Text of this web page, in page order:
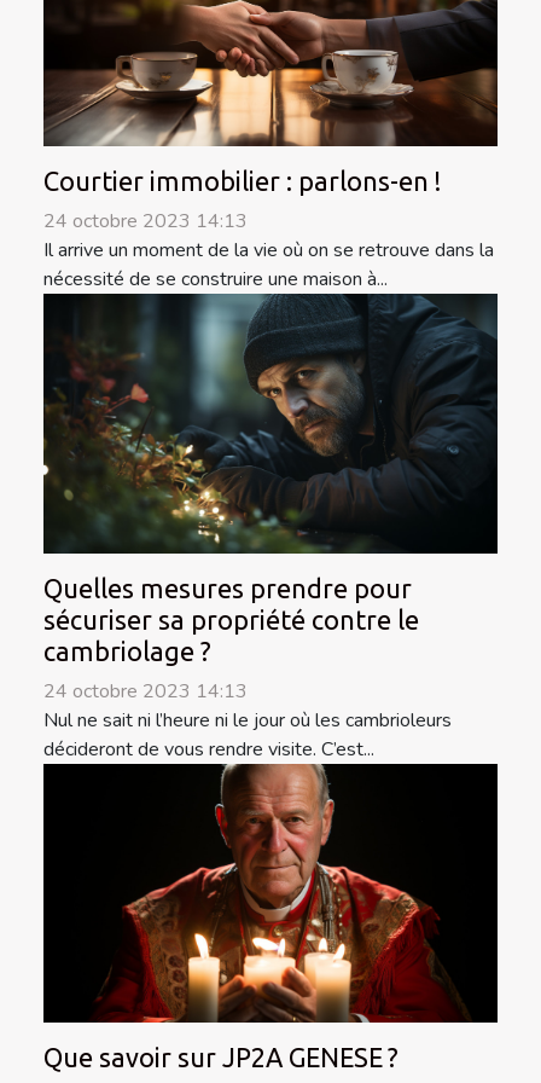
Courtier immobilier : parlons-en !
24 octobre 2023 14:13
Il arrive un moment de la vie où on se retrouve dans la
nécessité de se construire une maison à...
Quelles mesures prendre pour
sécuriser sa propriété contre le
cambriolage ?
24 octobre 2023 14:13
Nul ne sait ni l’heure ni le jour où les cambrioleurs
décideront de vous rendre visite. C’est...
Que savoir sur JP2A GENESE ?